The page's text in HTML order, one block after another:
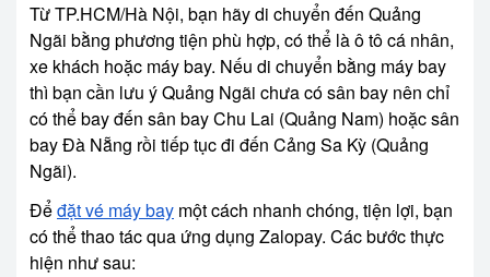
Từ TP.HCM/Hà Nội, bạn hãy di chuyển đến Quảng
Ngãi bằng phương tiện phù hợp, có thể là ô tô cá nhân,
xe khách hoặc máy bay. Nếu di chuyển bằng máy bay
thì bạn cần lưu ý Quảng Ngãi chưa có sân bay nên chỉ
có thể bay đến sân bay Chu Lai (Quảng Nam) hoặc sân
bay Đà Nẵng rồi tiếp tục đi đến Cảng Sa Kỳ (Quảng
Ngãi).
Đểđặt vé máy bay một cách nhanh chóng, tiện lợi, bạn
có thể thao tác qua ứng dụng Zalopay. Các bước thực
hiện như sau: